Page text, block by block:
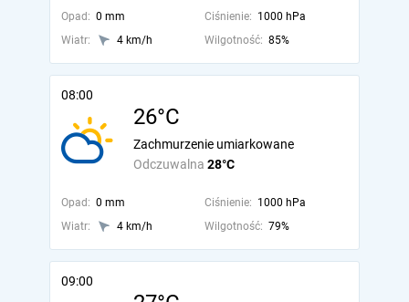
Opad: 0 mm Ciśnienie: 1000 hPa
Wiatr:
4 km/h Wilgotność: 85%
08:00
26°C
Odczuwalna 28°C
Zachmurzenie umiarkowane
Opad: 0 mm Ciśnienie: 1000 hPa
Wiatr:
4 km/h Wilgotność: 79%
09:00